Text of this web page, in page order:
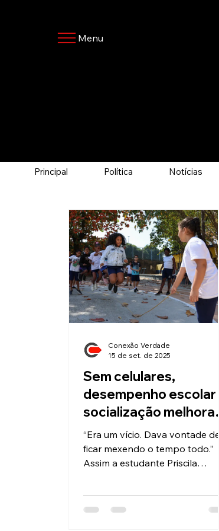
Menu
Principal Política Notícias
Sem celulares,
desempenho escolar e
socialização melhoram
no Rio
“Era um vício. Dava vontade de
ficar mexendo o tempo todo.”
Assim a estudante Priscila
Conexão Verdade
15 de set. de 2025